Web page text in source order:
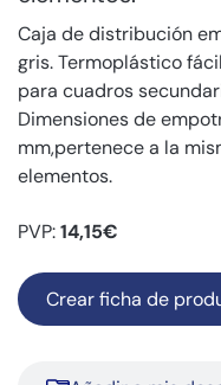
Caja de distribución
gris. Termoplástico
para cuadros
Dimensiones de
mm,pertenece a la
elementos.
PVP:14,15€
Crear ficha de